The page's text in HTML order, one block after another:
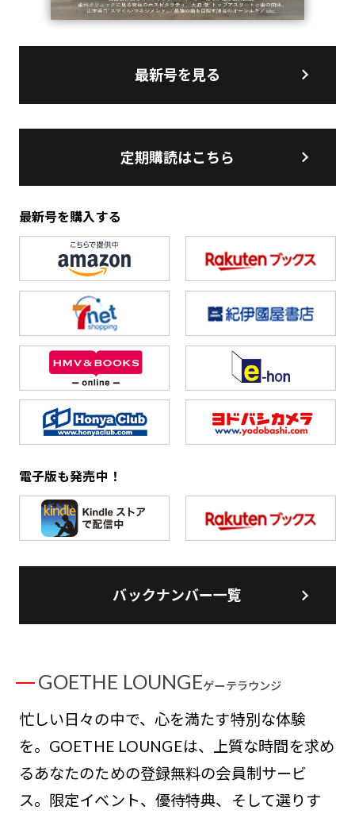
最新号を見る
定期購読はこちら
最新号を購入する
電子版も発売中！
バックナンバー一覧
GOETHE LOUNGEゲーテラウンジ
忙しい日々の中で、心を満たす特別な体験
を。GOETHE LOUNGEは、上質な時間を求め
るあなたのための登録無料の会員制サービ
ス。限定イベント、優待特典、そして選りす